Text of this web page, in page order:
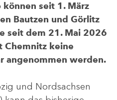
seit 1. März
Bautzen und Görlitz
seit dem 21. Mai 2026
Chemnitz keine
angenommen werden.
und Nordsachsen